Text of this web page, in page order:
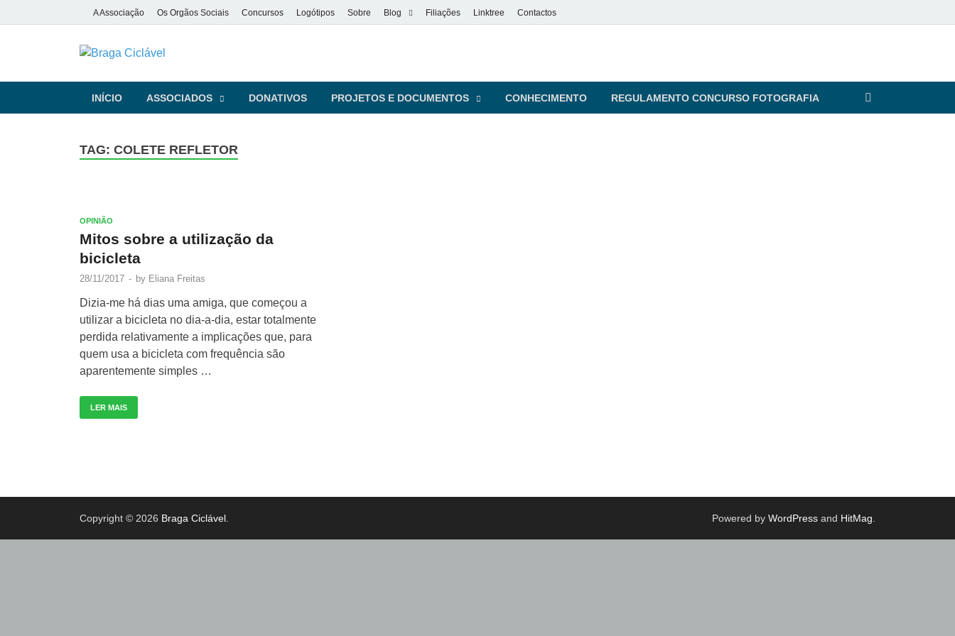
A Associação Os Orgãos Sociais Concursos Logótipos Sobre Blog Filiações Linktree Contactos
Braga Ciclável
INÍCIO ASSOCIADOS DONATIVOS PROJETOS E DOCUMENTOS CONHECIMENTO REGULAMENTO CONCURSO FOTOGRAFIA
TAG: COLETE REFLETOR
OPINIÃO
Mitos sobre a utilização da
bicicleta
28/11/2017 - by Eliana Freitas
Dizia-me há dias uma amiga, que começou a
utilizar a bicicleta no dia-a-dia, estar totalmente
perdida relativamente a implicações que, para
quem usa a bicicleta com frequência são
aparentemente simples …
LER MAIS
Copyright © 2026 Braga Ciclável Powered by WordPress and HitMag